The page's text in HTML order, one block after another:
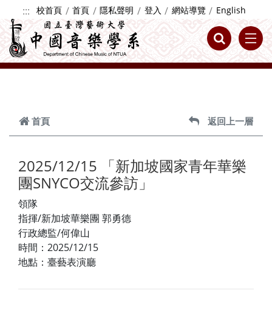
跳到主要內容
::: 校首頁 首頁 隱私聲明 登入 網站導覽 English
首頁 返回上一層
2025/12/15 「新加坡國家青年華樂
團SNYCO交流參訪」
領隊
指揮/新加坡華樂團 郭勇德
行政總監/何偉山
時間：2025/12/15
地點：臺藝表演廳